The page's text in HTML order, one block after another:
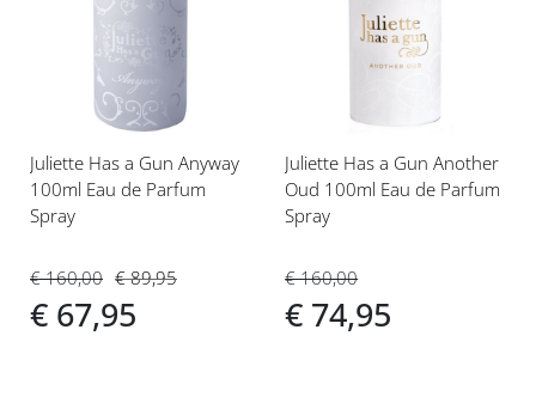
verlanglijst
Juliette Has a Gun Anyway
100ml Eau de Parfum
Spray
€ 160,00
€ 67,95
€ 89,95
verlanglijst
Juliette Has a Gun Another
Oud 100ml Eau de Parfum
Spray
€ 160,00
€ 74,95